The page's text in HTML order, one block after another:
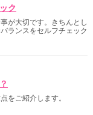
ク
が大切です。きちんとし
ランスをセルフチェック
をご紹介します。